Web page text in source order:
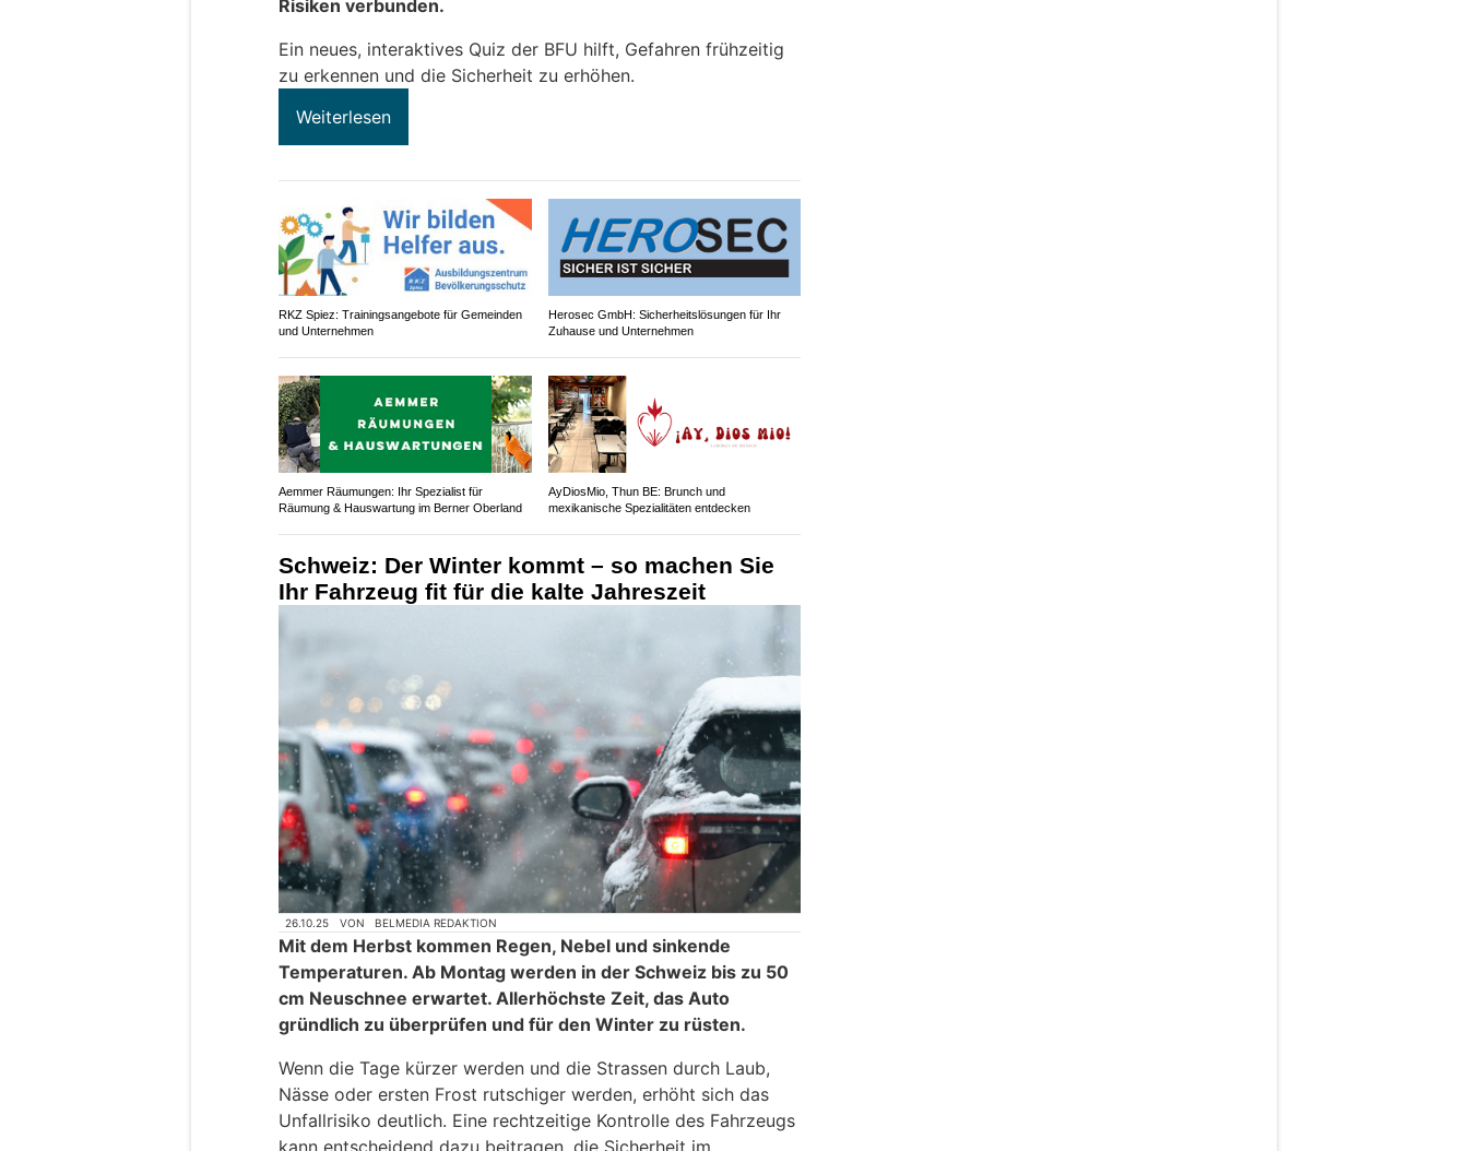
Risiken verbunden.
Ein neues, interaktives Quiz der BFU hilft, Gefahren frühzeitig
zu erkennen und die Sicherheit zu erhöhen.
Weiterlesen
RKZ Spiez: Trainingsangebote für Gemeinden
und Unternehmen
Herosec GmbH: Sicherheitslösungen für Ihr
Zuhause und Unternehmen
Aemmer Räumungen: Ihr Spezialist für
Räumung & Hauswartung im Berner Oberland
AyDiosMio, Thun BE: Brunch und
mexikanische Spezialitäten entdecken
Schweiz: Der Winter kommt – so machen Sie
Ihr Fahrzeug fit für die kalte Jahreszeit
26.10.25 VON BELMEDIA REDAKTION
Mit dem Herbst kommen Regen, Nebel und sinkende
Temperaturen. Ab Montag werden in der Schweiz bis zu 50
cm Neuschnee erwartet. Allerhöchste Zeit, das Auto
gründlich zu überprüfen und für den Winter zu rüsten.
Wenn die Tage kürzer werden und die Strassen durch Laub,
Nässe oder ersten Frost rutschiger werden, erhöht sich das
Unfallrisiko deutlich. Eine rechtzeitige Kontrolle des Fahrzeugs